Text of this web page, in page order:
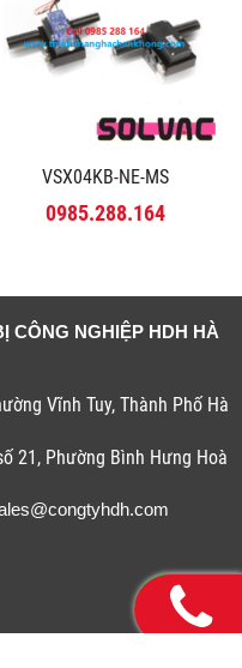
VSX04KB-NE-MS
0985.288.164
CÔNG NGHIỆP HDH HÀ
Vĩnh Tuy, Thành Phố Hà
21, Phường Bình Hưng Hoà